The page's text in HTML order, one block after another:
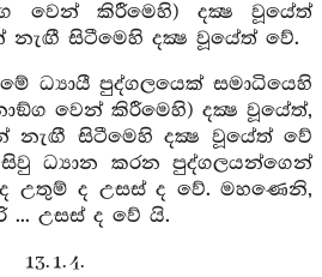
වෙන් කිරීමෙහි) දක්‍ෂ වූයේත්
නැඟී සිටීමෙහි දක්‍ෂ වූයේත් වේ.
ධ්‍යායී පුද්ගලයෙක් සමාධියෙහි
වෙන් කිරීමෙහි) දක්‍ෂ වූයේත්,
නැඟී සිටීමෙහි දක්‍ෂ වූයේත් වේ
ධ්‍යාන කරන පුද්ගලයන්ගෙන්
ද උතුම් ද උසස් ද වේ. මහණෙනි,
... උසස් ද වේ යි.
13. 1. 4.